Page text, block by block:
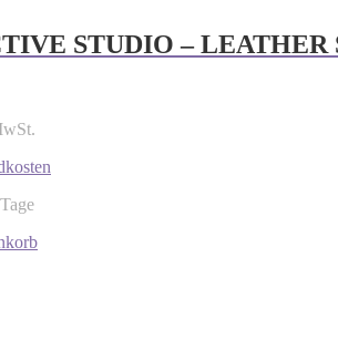
STUDIO – LEATHER